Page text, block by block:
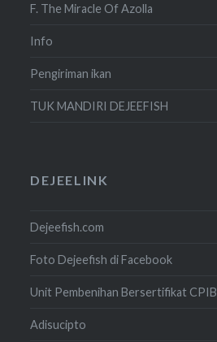
F. The Miracle Of Azolla
Info
Pengiriman ikan
TUK MANDIRI DEJEEFISH
DEJEELINK
Dejeefish.com
Foto Dejeefish di Facebook
Unit Pembenihan Bersertifikat CPIB
Adisucipto